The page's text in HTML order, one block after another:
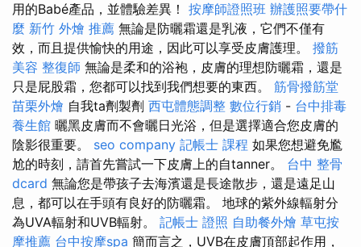
用的Babé產品，並體驗差異！ 按摩師證照班 辦護照要帶什
麼 新竹 外燴 推薦 無論是防曬霜還是乳液，它們不僅有
效，而且提供愉快的用途，因此可以享受皮膚護理。 撥筋
美容 整復師 無論是柔和的浴袍，皮膚的理想防曬霜，還是
只是屁股霜，您都可以找到我們想要的東西。 筋骨撥筋堂
苗栗外燴 自我ta劑製劑 西屯體態調整 數位行銷 - 台中排毒
養生館 曬黑皮膚而不會曬日光浴，但是選擇適合您皮膚的
陰影很重要。 seo company 記帳士 課程 如果您想避免尷
尬的時刻，請首先嘗試一下皮膚上的自tanner。 台中 整骨
dcard 無論您是帶孩子去海濱還是長途散步，還是遠足山
息，都可以在手頭有良好的防曬霜。 地球的紫外線輻射分
為UVA輻射和UVB輻射。 記帳士 證照 自助餐外燴 草屯按
摩推薦 台中按摩spa 簡而言之，UVB在皮膚頂部起作用，